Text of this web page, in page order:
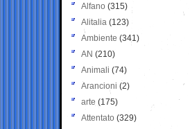
Alfano (315)
Alitalia (123)
Ambiente (341)
AN (210)
Animali (74)
Arancioni (2)
arte (175)
Attentato (329)